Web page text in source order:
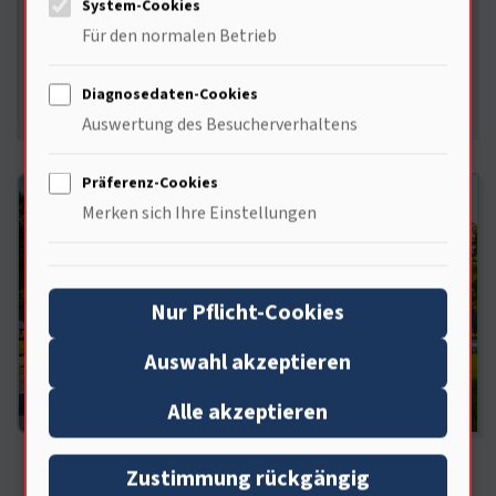
Entdecke die neuesten Erkenntnisse über
Elektroauto-Batterien. Wie beeinflusst derdie
Technik? Welche Mythen sind überholt? Lass uns
gemeinsam die Zukunft der Mobilität erkunden.
System-Cookies
Für den normalen Betrieb
Diagnosedaten-Cookies
Auswertung des Besucherverhaltens
Präferenz-Cookies
Merken sich Ihre Einstellungen
Nur Pflicht-Cookies
Auswahl akzeptieren
Alle akzeptieren
Zustimmung rückgängig